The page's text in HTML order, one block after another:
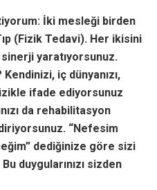
İki mesleği birden
(Fizik Tedavi). Her ikisini
yaratıyorsunuz.
iç dünyanızı,
ifade ediyorsunuz
da rehabilitasyon
“Nefesim
dediğinize göre sizi
duygularınızı sizden